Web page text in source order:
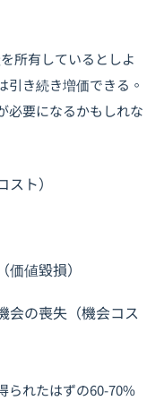
所有しているとしよ
引き続き増価できる。
必要になるかもしれな
ト）
値毀損）
会の喪失（機会コス
られたはずの60-70%